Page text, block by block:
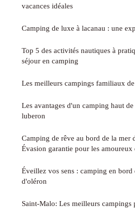
vacances idéales
Camping de luxe à lacanau : une
Top 5 des activités nautiques à
séjour en camping
Les meilleurs campings familiaux
Les avantages d'un camping haut
luberon
Camping de rêve au bord de la mer
Évasion garantie pour les amoureux
Éveillez vos sens : camping en bord
d'oléron
Saint-Malo: Les meilleurs campings